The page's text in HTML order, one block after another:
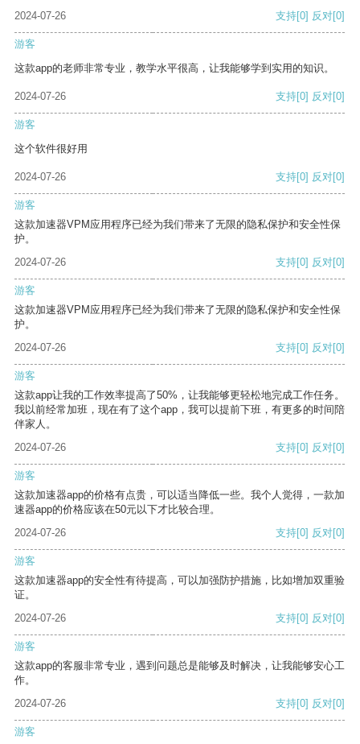
2024-07-26
支持[0] 反对[0]
游客
这款app的老师非常专业，教学水平很高，让我能够学到实用的知识。
2024-07-26 支持[0] 反对[0]
游客
这个软件很好用
2024-07-26 支持[0] 反对[0]
游客
这款加速器VPM应用程序已经为我们带来了无限的隐私保护和安全性保
护。
2024-07-26
支持[0] 反对[0]
游客
这款加速器VPM应用程序已经为我们带来了无限的隐私保护和安全性保
护。
2024-07-26
支持[0] 反对[0]
游客
这款app让我的工作效率提高了50%，让我能够更轻松地完成工作任务。
我以前经常加班，现在有了这个app，我可以提前下班，有更多的时间陪
伴家人。
2024-07-26
支持[0] 反对[0]
游客
这款加速器app的价格有点贵，可以适当降低一些。我个人觉得，一款加
速器app的价格应该在50元以下才比较合理。
2024-07-26
支持[0] 反对[0]
游客
这款加速器app的安全性有待提高，可以加强防护措施，比如增加双重验
证。
2024-07-26
支持[0] 反对[0]
游客
这款app的客服非常专业，遇到问题总是能够及时解决，让我能够安心工
作。
2024-07-26
支持[0] 反对[0]
游客